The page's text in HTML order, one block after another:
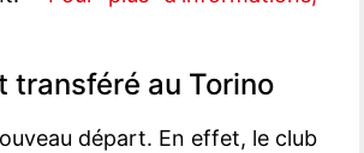
transféré au Torino
départ. En effet, le club